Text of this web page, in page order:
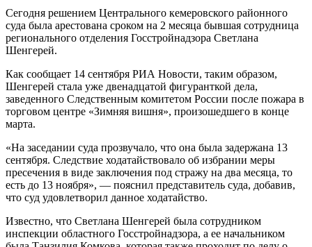
Сегодня решением Центрального кемеровского районного
суда была арестована сроком на 2 месяца бывшая сотрудница
регионального отделения Госстройнадзора Светлана
Шенгерей.
Как сообщает 14 сентября РИА Новости, таким образом,
Шенгерей стала уже двенадцатой фигуранткой дела,
заведенного Следственным комитетом России после пожара в
торговом центре «Зимняя вишня», произошедшего в конце
марта.
«На заседании суда прозвучало, что она была задержана 13
сентября. Следствие ходатайствовало об избрании меры
пресечения в виде заключения под стражу на два месяца, то
есть до 13 ноября», — пояснил представитель суда, добавив,
что суд удовлетворил данное ходатайство.
Известно, что Светлана Шенгерей была сотрудником
инспекции областного Госстройнадзора, а ее начальником